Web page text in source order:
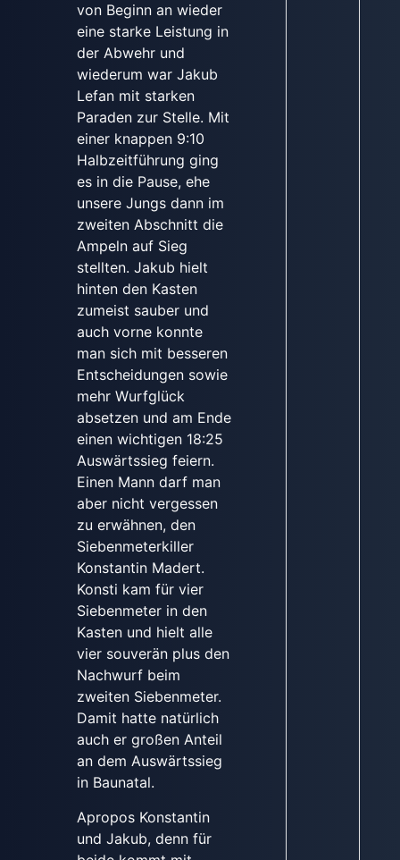
von Beginn an wieder
eine starke Leistung in
der Abwehr und
wiederum war Jakub
Lefan mit starken
Paraden zur Stelle. Mit
einer knappen 9:10
Halbzeitführung ging
es in die Pause, ehe
unsere Jungs dann im
zweiten Abschnitt die
Ampeln auf Sieg
stellten. Jakub hielt
hinten den Kasten
zumeist sauber und
auch vorne konnte
man sich mit besseren
Entscheidungen sowie
mehr Wurfglück
absetzen und am Ende
einen wichtigen 18:25
Auswärtssieg feiern.
Einen Mann darf man
aber nicht vergessen
zu erwähnen, den
Siebenmeterkiller
Konstantin Madert.
Konsti kam für vier
Siebenmeter in den
Kasten und hielt alle
vier souverän plus den
Nachwurf beim
zweiten Siebenmeter.
Damit hatte natürlich
auch er großen Anteil
an dem Auswärtssieg
in Baunatal.
Apropos Konstantin
und Jakub, denn für